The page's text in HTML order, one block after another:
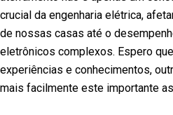
crucial da engenharia elétrica,
de nossas casas até o
eletrônicos complexos. Espero
experiências e conhecimentos,
mais facilmente este importante